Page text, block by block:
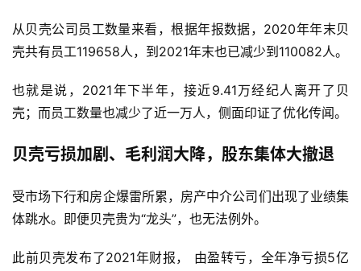
从贝壳公司员工数量来看，根据年报数据，2020年年末贝
壳共有员工119658人，到2021年末也已减少到110082人。
也就是说，2021年下半年，接近9.41万经纪人离开了贝
壳；而员工数量也减少了近一万人，侧面印证了优化传闻。
贝壳亏损加剧、毛利润大降，股东集体大撤退
受市场下行和房企爆雷所累，房产中介公司们出现了业绩集
体跳水。即便贝壳贵为“龙头”，也无法例外。
此前贝壳发布了2021年财报， 由盈转亏，全年净亏损5亿